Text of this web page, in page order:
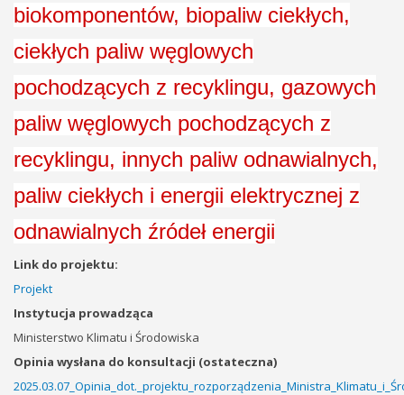
biokomponentów, biopaliw ciekłych,
ciekłych paliw węglowych
pochodzących z recyklingu, gazowych
paliw węglowych pochodzących z
recyklingu, innych paliw odnawialnych,
paliw ciekłych i energii elektrycznej z
odnawialnych źródeł energii
Link do projektu:
Projekt
Instytucja prowadząca
Ministerstwo Klimatu i Środowiska
Opinia wysłana do konsultacji (ostateczna)